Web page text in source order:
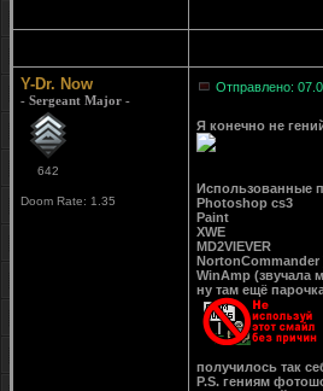
Y-Dr. Now
- Sergeant Major -
642
Doom Rate: 1.35
Отправлено:
Я конечно не
Использованные
Photoshop cs3
Paint
XWE
MD2VIEVER
NortonCommander
WinAmp (звучала
ну там ещё
получилось так
P.S. гениям